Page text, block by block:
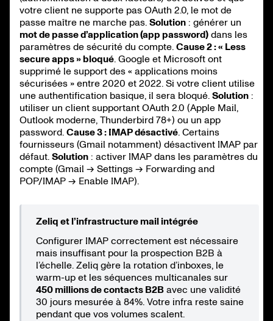
votre client ne supporte pas OAuth 2.0, le mot de
passe maître ne marche pas. Solution : générer un
mot de passe d’application (app password) dans les
paramètres de sécurité du compte. Cause 2 : « Less
secure apps » bloqué. Google et Microsoft ont
supprimé le support des « applications moins
sécurisées » entre 2020 et 2022. Si votre client utilise
une authentification basique, il sera bloqué. Solution :
utiliser un client supportant OAuth 2.0 (Apple Mail,
Outlook moderne, Thunderbird 78+) ou un app
password. Cause 3 : IMAP désactivé. Certains
fournisseurs (Gmail notamment) désactivent IMAP par
défaut. Solution : activer IMAP dans les paramètres du
compte (Gmail → Settings → Forwarding and
POP/IMAP → Enable IMAP).
Zeliq et l’infrastructure mail intégrée
Configurer IMAP correctement est nécessaire
mais insuffisant pour la prospection B2B à
l’échelle. Zeliq gère la rotation d’inboxes, le
warm-up et les séquences multicanales sur
450 millions de contacts B2B avec une validité
30 jours mesurée à 84%. Votre infra reste saine
pendant que vos volumes scalent.